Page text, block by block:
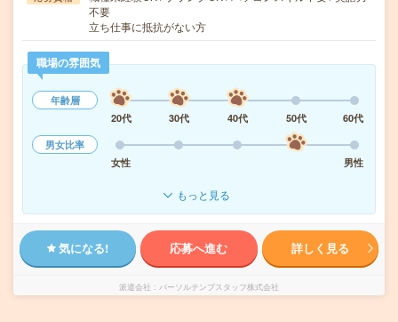
不要
立ち仕事に抵抗がない方
職場の雰囲気
年齢層
20代
30代 40代 50代
60代
男女比率
女性
男性
もっと見る
気になる! 応募へ進む 詳しく見る
派遣会社 パーソルテンプスタッフ株式会社